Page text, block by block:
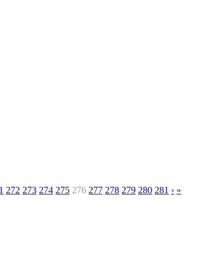
272 273 274 275 276 277 278 279 280 281 › »